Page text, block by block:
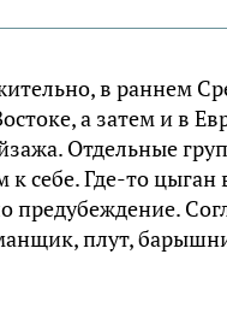
в раннем
а затем и в
Отдельные
себе. Где-то
предубеждение.
плут,